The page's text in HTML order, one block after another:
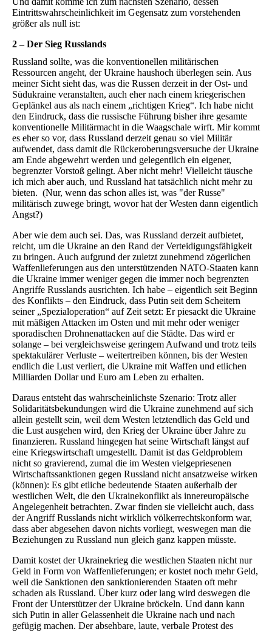
Eintrittswahrscheinlichkeit im Gegensatz zum vorstehenden
größer als null ist:
2 – Der Sieg Russlands
Russland sollte, was die konventionellen militärischen
Ressourcen angeht, der Ukraine haushoch überlegen sein. Aus
meiner Sicht sieht das, was die Russen derzeit in der Ost- und
Südukraine veranstalten, auch eher nach einem kriegerischen
Geplänkel aus als nach einem „richtigen Krieg“. Ich habe nicht
den Eindruck, dass die russische Führung bisher ihre gesamte
konventionelle Militärmacht in die Waagschale wirft. Mir kommt
es eher so vor, dass Russland derzeit genau so viel Militär
aufwendet, dass damit die Rückeroberungsversuche der Ukraine
am Ende abgewehrt werden und gelegentlich ein eigener,
begrenzter Vorstoß gelingt. Aber nicht mehr! Vielleicht täusche
ich mich aber auch, und Russland hat tatsächlich nicht mehr zu
bieten. (Nur, wenn das schon alles ist, was "der Russe"
militärisch zuwege bringt, wovor hat der Westen dann eigentlich
Angst?)
Aber wie dem auch sei. Das, was Russland derzeit aufbietet,
reicht, um die Ukraine an den Rand der Verteidigungsfähigkeit
zu bringen. Auch aufgrund der zuletzt zunehmend zögerlichen
Waffenlieferungen aus den unterstützenden NATO-Staaten kann
die Ukraine immer weniger gegen die immer noch begrenzten
Angriffe Russlands ausrichten. Ich habe – eigentlich seit Beginn
des Konflikts – den Eindruck, dass Putin seit dem Scheitern
seiner „Spezialoperation“ auf Zeit setzt: Er piesackt die Ukraine
mit mäßigen Attacken im Osten und mit mehr oder weniger
sporadischen Drohnenattacken auf die Städte. Das wird er
solange – bei vergleichsweise geringem Aufwand und trotz teils
spektakulärer Verluste – weitertreiben können, bis der Westen
endlich die Lust verliert, die Ukraine mit Waffen und etlichen
Milliarden Dollar und Euro am Leben zu erhalten.
Daraus entsteht das wahrscheinlichste Szenario: Trotz aller
Solidaritätsbekundungen wird die Ukraine zunehmend auf sich
allein gestellt sein, weil dem Westen letztendlich das Geld und
die Lust ausgehen wird, den Krieg der Ukraine über Jahre zu
finanzieren. Russland hingegen hat seine Wirtschaft längst auf
eine Kriegswirtschaft umgestellt. Damit ist das Geldproblem
nicht so gravierend, zumal die im Westen vielgepriesenen
Wirtschaftssanktionen gegen Russland nicht ansatzweise wirken
(können): Es gibt etliche bedeutende Staaten außerhalb der
westlichen Welt, die den Ukrainekonflikt als innereuropäische
Angelegenheit betrachten. Zwar finden sie vielleicht auch, dass
der Angriff Russlands nicht wirklich völkerrechtskonform war,
dass aber abgesehen davon nichts vorliegt, weswegen man die
Beziehungen zu Russland nun gleich ganz kappen müsste.
Damit kostet der Ukrainekrieg die westlichen Staaten nicht nur
Geld in Form von Waffenlieferungen; er kostet noch mehr Geld,
weil die Sanktionen den sanktionierenden Staaten oft mehr
schaden als Russland. Über kurz oder lang wird deswegen die
Front der Unterstützer der Ukraine bröckeln. Und dann kann
sich Putin in aller Gelassenheit die Ukraine nach und nach
gefügig machen. Der absehbare, laute, verbale Protest des